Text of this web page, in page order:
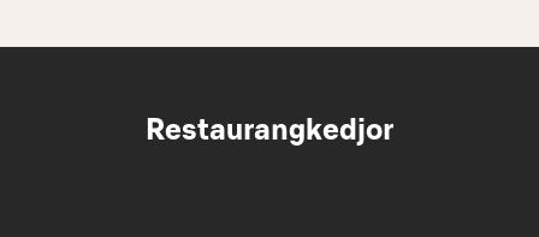
Restaurangkedjor